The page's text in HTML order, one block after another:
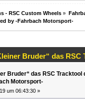
- RSC Custom Wheels »
by -Fahrbach Motorsport-
Bruder“ das
Bruder“ das RSC Tracktool
Motorsport-
um 06:43:30 »